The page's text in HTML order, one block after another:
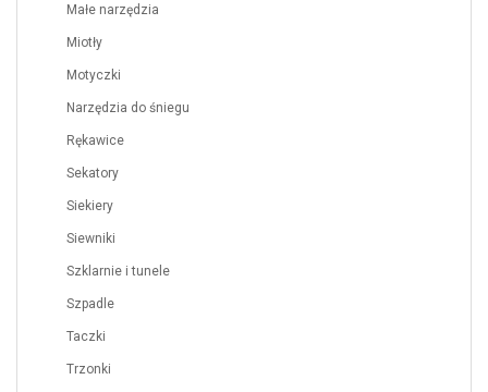
Małe narzędzia
Miotły
Motyczki
Narzędzia do śniegu
Rękawice
Sekatory
Siekiery
Siewniki
Szklarnie i tunele
Szpadle
Taczki
Trzonki